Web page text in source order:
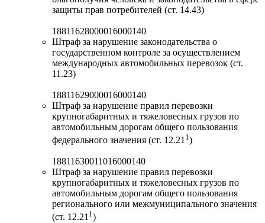
защиты прав потребителей (ст. 14.43)
18811628000016000140
Штраф за нарушение законодательства о
государственном контроле за осуществлением
международных автомобильных перевозок (ст.
11.23)
18811629000016000140
Штраф за нарушение правил перевозки
крупногабаритных и тяжеловесных грузов по
автомобильным дорогам общего пользования
федерального значения (ст. 12.21 1 )
18811630011016000140
Штраф за нарушение правил перевозки
крупногабаритных и тяжеловесных грузов по
автомобильным дорогам общего пользования
регионального или межмуниципального значения
(ст. 12.21 1 )